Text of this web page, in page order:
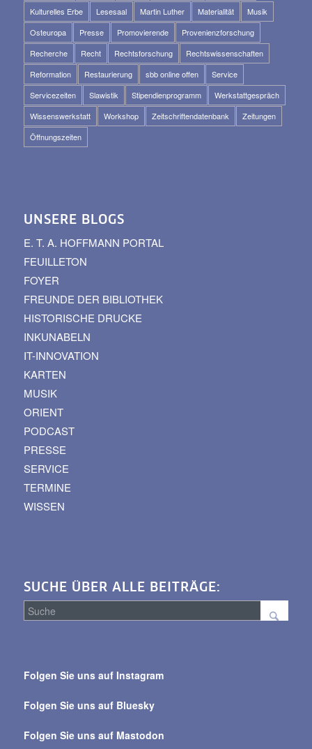
Kulturelles Erbe
Lesesaal Martin Luther Materialität
Musik
Osteuropa
Presse Promovierende
Provenienzforschung
Recherche
Recht Rechtsforschung
Rechtswissenschaften
Reformation
Restaurierung sbb online offen
Service
Servicezeiten
Slawistik Stipendienprogramm
Werkstattgespräch
Wissenswerkstatt
Workshop Zeitschriftendatenbank
Zeitungen
Öffnungszeiten
UNSERE BLOGS
E. T. A. HOFFMANN PORTAL
FEUILLETON
FOYER
FREUNDE DER BIBLIOTHEK
HISTORISCHE DRUCKE
INKUNABELN
IT-INNOVATION
KARTEN
MUSIK
ORIENT
PODCAST
PRESSE
SERVICE
TERMINE
WISSEN
SUCHE ÜBER ALLE BEITRÄGE:
alle
Folgen Sie uns auf Instagram
Folgen Sie uns auf Bluesky
Folgen Sie uns auf Mastodon